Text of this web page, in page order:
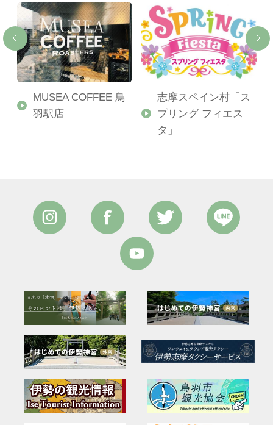
MUSEA COFFEE 鳥
羽駅店
志摩スペイン村「ス
プリング フィエス
タ」